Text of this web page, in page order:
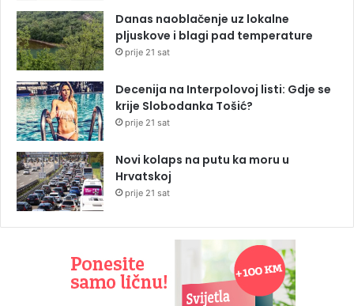
Danas naoblačenje uz lokalne
pljuskove i blagi pad temperature
prije 21 sat
Decenija na Interpolovoj listi: Gdje se
krije Slobodanka Tošić?
prije 21 sat
Novi kolaps na putu ka moru u
Hrvatskoj
prije 21 sat